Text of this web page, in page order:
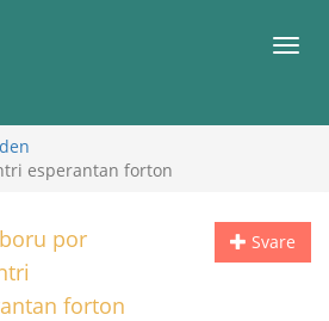
esperantan forton
Svare
por
forton